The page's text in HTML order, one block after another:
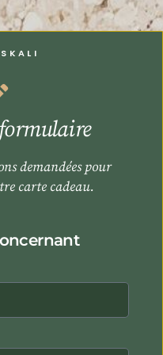
demandées pour
carte cadeau.